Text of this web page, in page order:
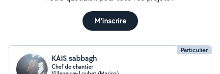
M'inscrire
Particulier
KAIS sabbagh
Chef de chantier